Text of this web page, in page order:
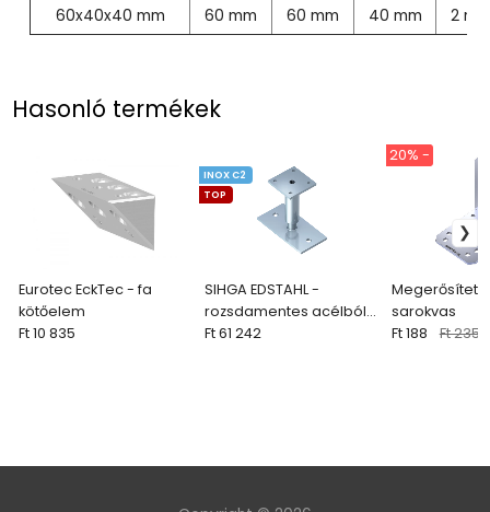
60x40x40 mm
60 mm 60 mm 40 mm 2
Hasonló termékek
Eurotec EckTec - fa
kötőelem
Ft 10 835
SIHGA EDSTAHL -
rozsdamentes acélból
készült állítható
INOX C2
TOP
Ft 61 242
Megerősített
sarokvas
20% -
Ft 188 Ft 235